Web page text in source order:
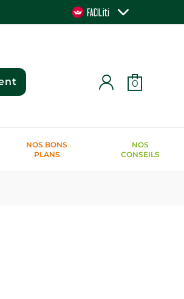
0
NOS BONS
PLANS
NOS
CONSEILS